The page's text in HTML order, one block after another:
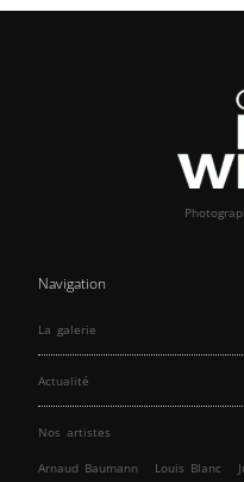
Navigation
La galerie
Actualité
Nos artistes
Arnaud Baumann Louis Blanc